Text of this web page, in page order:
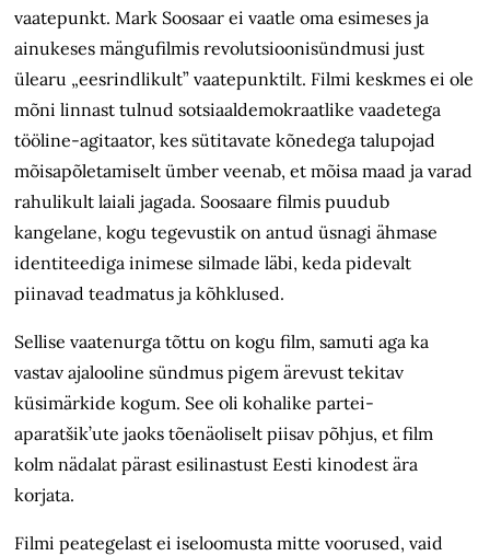
vaatepunkt. Mark Soosaar ei vaatle oma esimeses ja
ainukeses mängufilmis revolutsioonisündmusi just
ülearu „eesrindlikult” vaatepunktilt. Filmi keskmes ei ole
mõni linnast tulnud sotsiaaldemokraatlike vaadetega
tööline-agitaator, kes sütitavate kõnedega talupojad
mõisapõletamiselt ümber veenab, et mõisa maad ja varad
rahulikult laiali jagada. Soosaare filmis puudub
kangelane, kogu tegevustik on antud üsnagi ähmase
identiteediga inimese silmade läbi, keda pidevalt
piinavad teadmatus ja kõhklused.
Sellise vaatenurga tõttu on kogu film, samuti aga ka
vastav ajalooline sündmus pigem ärevust tekitav
küsimärkide kogum. See oli kohalike partei-
aparatšik’ute jaoks tõenäoliselt piisav põhjus, et film
kolm nädalat pärast esilinastust Eesti kinodest ära
korjata.
Filmi peategelast ei iseloomusta mitte voorused, vaid